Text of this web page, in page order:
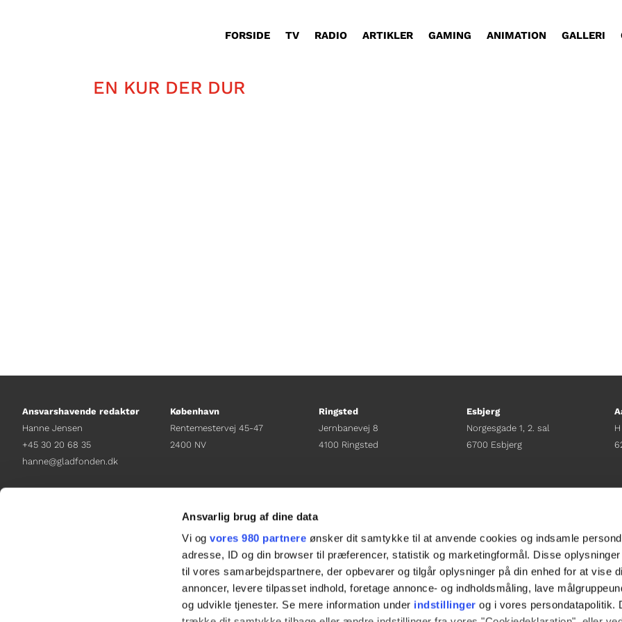
Ansvarlig brug af dine data
Vi ogvores 980 partnere ønsker dit samtykke til at anvende cookies og indsamle
adresse, ID og din browser til præferencer, statistik og marketingformål. Disse
til vores samarbejdspartnere, der opbevarer og tilgår oplysninger på din enhed for at vise
annoncer, levere tilpasset indhold, foretage annonce- og indholdsmåling, lave
og udvikle tjenester. Se mere information under indstillinger og i vores persondatapolitik.
FORSIDE TV RADIO ARTIKLER GAMING ANIMATION GALLERI
EN KUR DER DUR
Ansvarshavende redaktør
Hanne Jensen
+45 30 20 68 35
hanne@gladfonden.dk
København
Rentemestervej 45-47
2400 NV
+45 38 12 01 00
Ringsted
Jernbanevej 8
4100 Ringsted
sacha.lw@gladfonden.dk
Esbjerg
Norgesgade 1, 2. sal
6700 Esbjerg
sanne.h@gladfonden.dk
   